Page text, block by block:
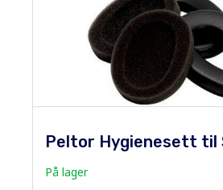
Peltor Hygienesett til
På lager